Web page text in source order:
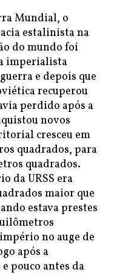
Mundial, o
estalinista na
do mundo foi
imperialista
e depois que
recuperou
perdido após a
novos
cresceu em
quadrados, para
quadrados.
da URSS era
maior que
estava prestes
no auge de
após a
pouco antes da